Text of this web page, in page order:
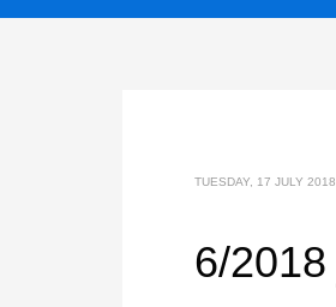
TUESDAY, 17 JULY 2018